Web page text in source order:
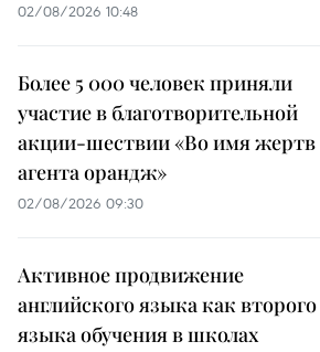
02/08/2026 10:48
Более 5 000 человек приняли
участие в благотворительной
акции-шествии «Во имя жертв
агента орандж»
02/08/2026 09:30
Активное продвижение
английского языка как второго
языка обучения в школах